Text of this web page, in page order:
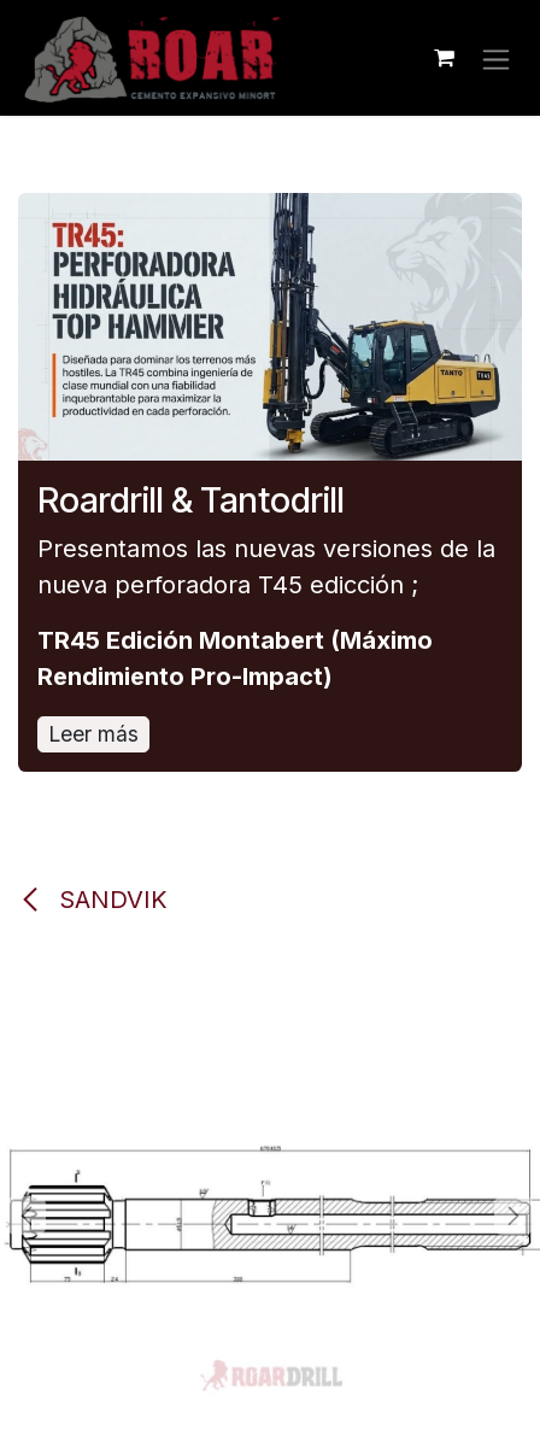
Ir al contenido
Roardrill & Tantodrill
Presentamos las nuevas versiones de la
nueva perforadora T45 edicción ;
TR45 Edición Montabert (Máximo
Rendimiento Pro-Impact)
Leer más
SANDVIK